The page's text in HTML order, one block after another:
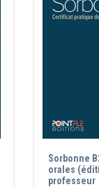
Sorbonne
orales
professeur